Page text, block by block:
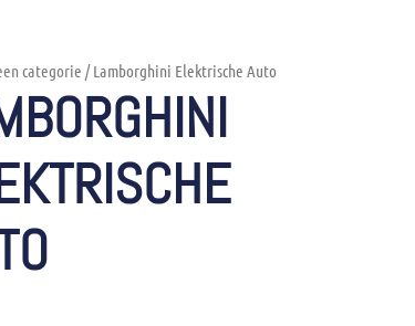
categorie / Lamborghini Elektrische Auto